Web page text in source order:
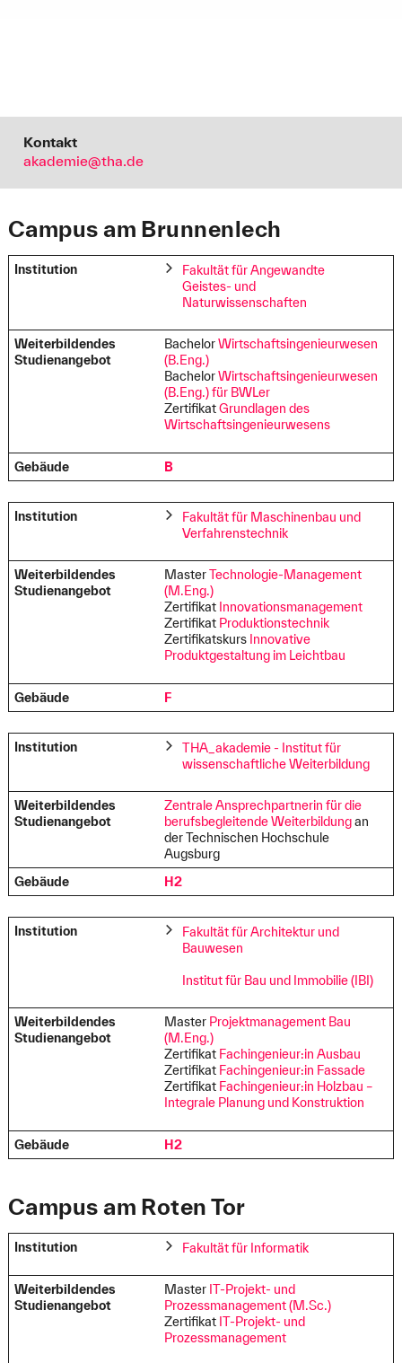
Kontakt
akademie@tha.de
Campus am Brunnenlech
Institution
Fakultät für Angewandte
Geistes- und
Naturwissenschaften
Weiterbildendes
Studienangebot
BachelorWirtschaftsingenieurwesen
(B.Eng.)
BachelorWirtschaftsingenieurwesen
(B.Eng.) für BWLer
ZertifikatGrundlagen des
Wirtschaftsingenieurwesens
Gebäude B
Institution
Fakultät für Maschinenbau und
Verfahrenstechnik
Weiterbildendes
Studienangebot
MasterTechnologie-Management
(M.Eng.)
Zertifikat Innovationsmanagement
Zertifikat Produktionstechnik
Zertifikatskurs Innovative
Produktgestaltung im Leichtbau
Gebäude F
Institution
THA_akademie - Institut für
wissenschaftliche Weiterbildung
Weiterbildendes
Studienangebot
Zentrale Ansprechpartnerin für die
berufsbegleitende Weiterbildungan
der Technischen Hochschule
Augsburg
Gebäude
H2
Institution
Fakultät für Architektur und
Bauwesen
Institut für Bau und Immobilie (IBI)
Weiterbildendes
Studienangebot
Master Projektmanagement Bau
(M.Eng.)
Zertifikat Fachingenieur:in Ausbau
Zertifikat Fachingenieur:in Fassade
Zertifikat Fachingenieur:in Holzbau –
Integrale Planung und Konstruktion
Gebäude H2
Campus am Roten Tor
Institution Fakultät für Informatik
Weiterbildendes
Studienangebot
Master IT-Projekt- und
Prozessmanagement (M.Sc.)
Zertifikat IT-Projekt- und
Prozessmanagement